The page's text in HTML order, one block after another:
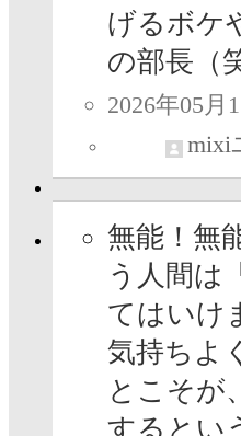
げるボケ
の部長（
2026年05月
mixi
無能！無
う人間は
てはいけ
気持ちよ
とこそが
するとい